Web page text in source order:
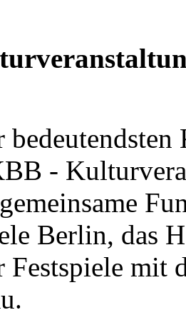
-
Berlin, das
mit